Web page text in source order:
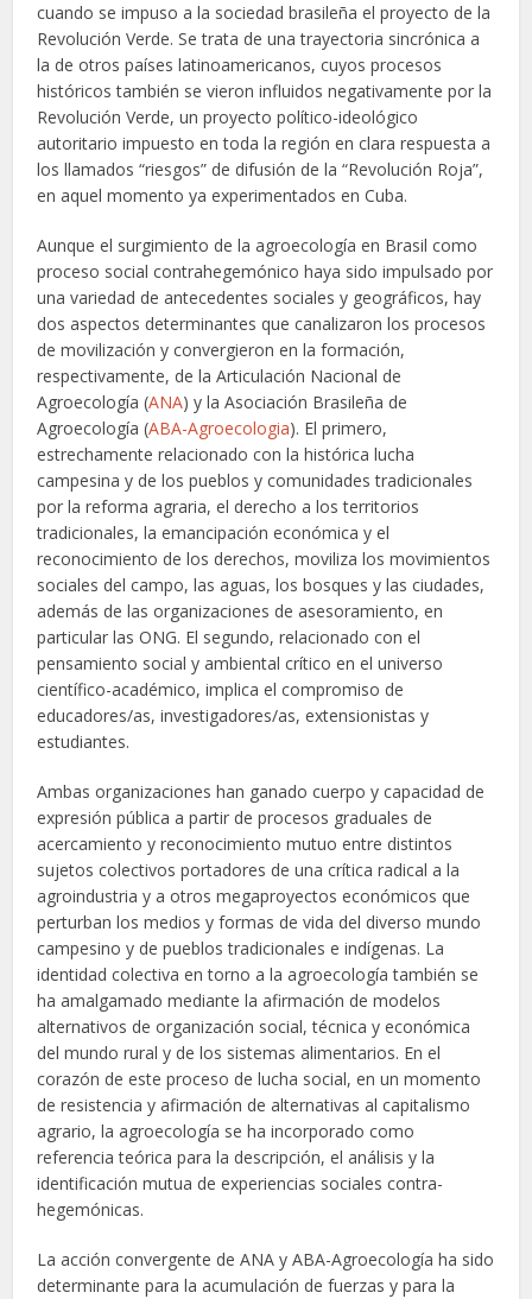
cuando se impuso a la sociedad brasileña el proyecto de la
Revolución Verde. Se trata de una trayectoria sincrónica a
la de otros países latinoamericanos, cuyos procesos
históricos también se vieron influidos negativamente por la
Revolución Verde, un proyecto político-ideológico
autoritario impuesto en toda la región en clara respuesta a
los llamados “riesgos” de difusión de la “Revolución Roja”,
en aquel momento ya experimentados en Cuba.
Aunque el surgimiento de la agroecología en Brasil como
proceso social contrahegemónico haya sido impulsado por
una variedad de antecedentes sociales y geográficos, hay
dos aspectos determinantes que canalizaron los procesos
de movilización y convergieron en la formación,
respectivamente, de la Articulación Nacional de
Agroecología (ANA) y la Asociación Brasileña de
Agroecología (ABA-Agroecologia). El primero,
estrechamente relacionado con la histórica lucha
campesina y de los pueblos y comunidades tradicionales
por la reforma agraria, el derecho a los territorios
tradicionales, la emancipación económica y el
reconocimiento de los derechos, moviliza los movimientos
sociales del campo, las aguas, los bosques y las ciudades,
además de las organizaciones de asesoramiento, en
particular las ONG. El segundo, relacionado con el
pensamiento social y ambiental crítico en el universo
científico-académico, implica el compromiso de
educadores/as, investigadores/as, extensionistas y
estudiantes.
Ambas organizaciones han ganado cuerpo y capacidad de
expresión pública a partir de procesos graduales de
acercamiento y reconocimiento mutuo entre distintos
sujetos colectivos portadores de una crítica radical a la
agroindustria y a otros megaproyectos económicos que
perturban los medios y formas de vida del diverso mundo
campesino y de pueblos tradicionales e indígenas. La
identidad colectiva en torno a la agroecología también se
ha amalgamado mediante la afirmación de modelos
alternativos de organización social, técnica y económica
del mundo rural y de los sistemas alimentarios. En el
corazón de este proceso de lucha social, en un momento
de resistencia y afirmación de alternativas al capitalismo
agrario, la agroecología se ha incorporado como
referencia teórica para la descripción, el análisis y la
identificación mutua de experiencias sociales contra-
hegemónicas.
La acción convergente de ANA y ABA-Agroecología ha sido
determinante para la acumulación de fuerzas y para la